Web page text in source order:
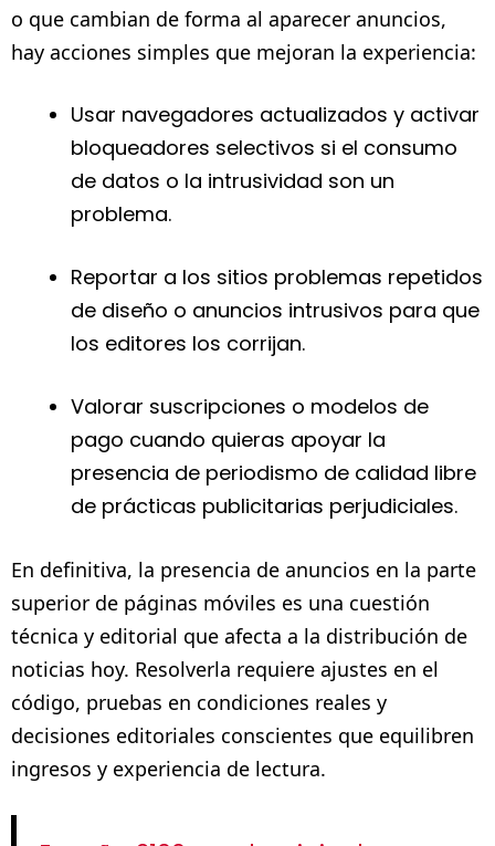
o que cambian de forma al aparecer anuncios,
hay acciones simples que mejoran la experiencia:
Usar navegadores actualizados y activar
bloqueadores selectivos si el consumo
de datos o la intrusividad son un
problema.
Reportar a los sitios problemas repetidos
de diseño o anuncios intrusivos para que
los editores los corrijan.
Valorar suscripciones o modelos de
pago cuando quieras apoyar la
presencia de periodismo de calidad libre
de prácticas publicitarias perjudiciales.
En definitiva, la presencia de anuncios en la parte
superior de páginas móviles es una cuestión
técnica y editorial que afecta a la distribución de
noticias hoy. Resolverla requiere ajustes en el
código, pruebas en condiciones reales y
decisiones editoriales conscientes que equilibren
ingresos y experiencia de lectura.